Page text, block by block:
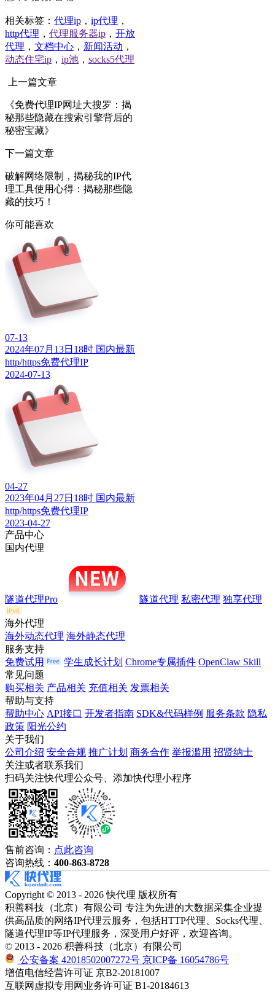
相关标签： 代理ip ， ip代理 ，
http代理 ， 代理服务器ip ， 开放
代理 ， 文档中心 ， 新闻活动 ，
动态住宅ip ， ip池 ， socks5代理
上一篇文章
《免费代理IP网址大搜罗：揭
秘那些隐藏在搜索引擎背后的
秘密宝藏》
下一篇文章
破解网络限制，揭秘我的IP代
理工具使用心得：揭秘那些隐
藏的技巧！
你可能喜欢
07-13
2024年07月13日18时 国内最新
http/https免费代理IP
2024-07-13
04-27
2023年04月27日18时 国内最新
http/https免费代理IP
2023-04-27
产品中心
国内代理
隧道代理Pro 隧道代理 私密代理 独享代理
海外代理
海外动态代理 海外静态代理
服务支持
免费试用
学生成长计划 Chrome专属插件 OpenClaw Skill
常见问题
购买相关 产品相关 充值相关 发票相关
帮助与支持
帮助中心 API接口 开发者指南 SDK&代码样例 服务条款 隐私
政策 阳光公约
关于我们
公司介绍 安全合规 推广计划 商务合作 举报滥用 招贤纳士
关注或者联系我们
扫码关注快代理公众号、添加快代理小程序
售前咨询： 点此咨询
咨询热线： 400-863-8728
Copyright © 2013 - 2026 快代理 版权所有
积善科技（北京）有限公司 专注为先进的大数据采集企业提
供高品质的网络IP代理云服务，包括HTTP代理、Socks代理、
隧道代理IP等IP代理服务，深受用户好评，欢迎咨询。
© 2013 - 2026 积善科技（北京）有限公司
公安备案 42018502007272号 京ICP备 16054786号
增值电信经营许可证 京B2-20181007
互联网虚拟专用网业务许可证 B1-20184613